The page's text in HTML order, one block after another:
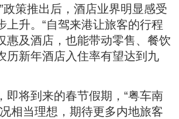
政策推出后，酒店业界明显感受
上升。“自驾来港让旅客的行程
惠及酒店，也能带动零售、餐饮
历新年酒店入住率有望达到九
将到来的春节假期，“粤车南
相当理想，期待更多内地旅客